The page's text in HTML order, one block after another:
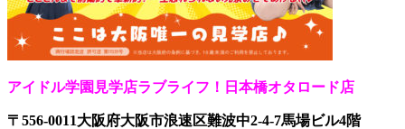
アイドル学園見学店ラブライフ！日本橋オタロード店
〒556-0011大阪府大阪市浪速区難波中2-4-7馬場ビル4階